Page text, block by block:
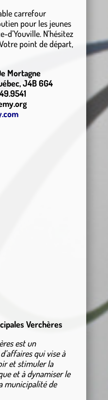
carrefour
pour les jeunes
d’Youville. N’hésitez
point de départ,
Mortagne
J4B 6G4
Verchères
est un
qui vise à
et stimuler la
et à dynamiser le
municipalité de